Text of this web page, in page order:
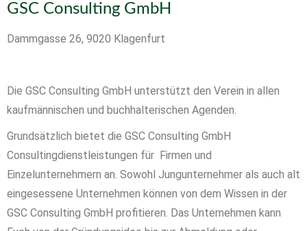
GSC Consulting GmbH
Dammgasse 26, 9020 Klagenfurt
Die GSC Consulting GmbH unterstützt den Verein in allen
kaufmännischen und buchhalterischen Agenden.
Grundsätzlich bietet die GSC Consulting GmbH
Consultingdienstleistungen für Firmen und
Einzelunternehmern an. Sowohl Jungunternehmer als auch alt
eingesessene Unternehmen können von dem Wissen in der
GSC Consulting GmbH profitieren. Das Unternehmen kann